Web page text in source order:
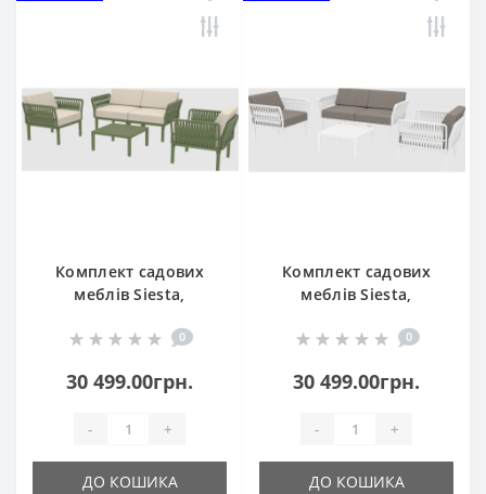
Комплект садових
меблів Siesta,
Olive Green 0
30 499.00грн.
- +
ДО КОШИКА
Комплект садових
меблів Siesta,
White
0
30 499.00грн.
- +
ДО КОШИКА